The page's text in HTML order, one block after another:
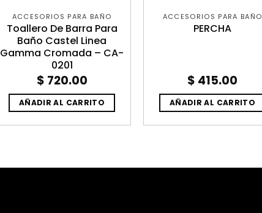
ACCESORIOS PARA BAÑO
Toallero De Barra Para
Baño Castel Linea
Gamma Cromada – CA-
0201
$ 720.00
AÑADIR AL CARRITO
ACCESORIOS PARA BAÑO
PERCHA
$ 415.00
AÑADIR AL CARRITO